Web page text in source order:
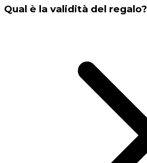
Qual è la validità del regalo?